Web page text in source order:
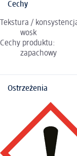
Cechy
Tekstura /
wosk
Cechy produktu:
zapachowy
Ostrzeżenia